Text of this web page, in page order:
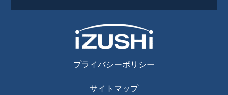
プライバシーポリシー
サイトマップ